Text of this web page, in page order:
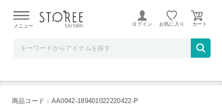
よる配送遅延が発生しております。
メニュー ログイン お気に入り
バレイア シャルドネ 2017 750ml 白ワイン
商品コード：AA0042-189401022220422-P